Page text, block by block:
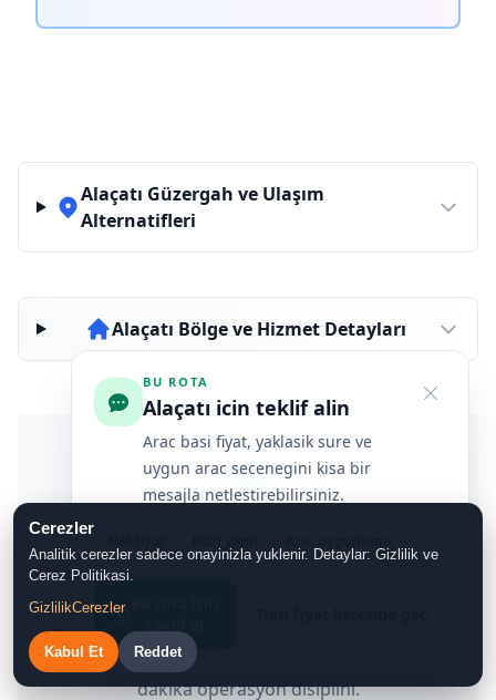
Alaçatı Güzergah ve Ulaşım
Alternatifleri
Alaçatı Bölge ve Hizmet Detayları
🔒
İzmir Havalimanı transfer seçerken nelere dikkat
Fiyatı değil toplam güveni kıyaslayın: yazılı teyit,
ulaşılabilir destek, lisans, yorum kalitesi ve son
dakika operasyon disiplini.
BU ROTA
Alaçatı icin teklif alin
Arac basi fiyat, yaklasik sure ve
uygun arac secenegini kisa bir
mesajla netlestirebilirsiniz.
Cerezler
Analitik cerezler sadece onayinizla yuklenir. Detaylar: Gizlilik ve
Cerez Politikasi.
GizlilikCerezler
Kabul Et Reddet